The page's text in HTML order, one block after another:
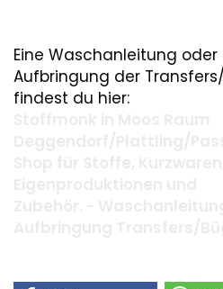
Eine Waschanleitung
Aufbringung der
findest du hier: